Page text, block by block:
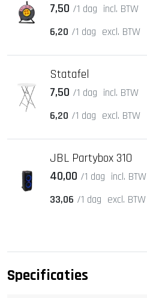
7,50 /1 dag incl. BTW
6,20 /1 dag excl. BTW
Statafel
7,50 /1 dag incl. BTW
6,20 /1 dag excl. BTW
JBL Partybox 310
40,00 /1 dag incl. BTW
33,06 /1 dag excl. BTW
Specificaties